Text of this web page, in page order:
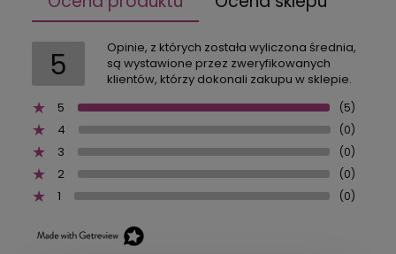
5
Opinie, z których została wyliczona średnia,
są wystawione przez zweryfikowanych
klientów, którzy dokonali zakupu w sklepie.
5
(5)
4 (0)
3 (0)
2 (0)
1 (0)